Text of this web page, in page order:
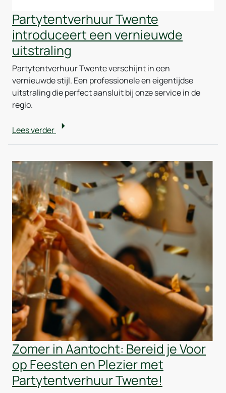
Partytentverhuur Twente
introduceert een vernieuwde
uitstraling
Partytentverhuur Twente verschijnt in een
vernieuwde stijl. Een professionele en eigentijdse
uitstraling die perfect aansluit bij onze service in de
regio.
Lees verder
Zomer in Aantocht: Bereid je Voor
op Feesten en Plezier met
Partytentverhuur Twente!